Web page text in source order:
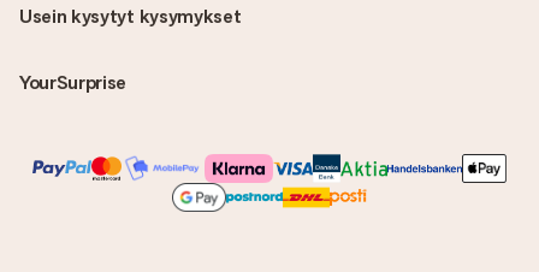
Usein kysytyt kysymykset
YourSurprise